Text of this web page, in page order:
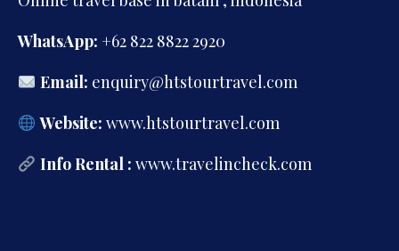
WhatsApp: +62 822 8822 2920
Email: enquiry@htstourtravel.com
Website: www.htstourtravel.com
Info Rental : www.travelincheck.com